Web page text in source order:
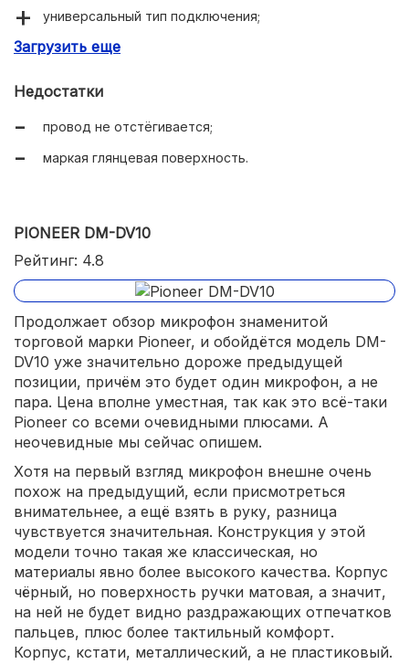
универсальный тип подключения;
оптимален для домашнего дуэта;
микрофонов.
Загрузить еще
Недостатки
провод не отстёгивается;
маркая глянцевая поверхность.
PIONEER DM-DV10
Рейтинг: 4.8
Продолжает обзор микрофон знаменитой
торговой марки Pioneer, и обойдётся модель DM-
DV10 уже значительно дороже предыдущей
позиции, причём это будет один микрофон, а не
пара. Цена вполне уместная, так как это всё-таки
Pioneer со всеми очевидными плюсами. А
неочевидные мы сейчас опишем.
Хотя на первый взгляд микрофон внешне очень
похож на предыдущий, если присмотреться
внимательнее, а ещё взять в руку, разница
чувствуется значительная. Конструкция у этой
модели точно такая же классическая, но
материалы явно более высокого качества. Корпус
чёрный, но поверхность ручки матовая, а значит,
на ней не будет видно раздражающих отпечатков
пальцев, плюс более тактильный комфорт.
Корпус, кстати, металлический, а не пластиковый.